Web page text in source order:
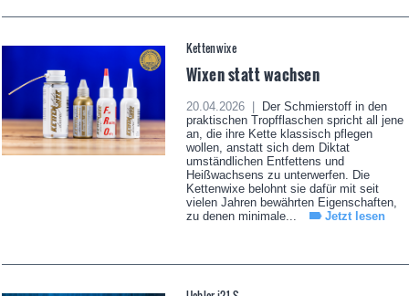
Kettenwixe
Wixen statt wachsen
20.04.2026 |
Der Schmierstoff in den
praktischen Tropfflaschen spricht all jene
an, die ihre Kette klassisch pflegen
wollen, anstatt sich dem Diktat
umständlichen Entfettens und
Heißwachsens zu unterwerfen. Die
Kettenwixe belohnt sie dafür mit seit
vielen Jahren bewährten Eigenschaften,
zu denen minimale...
Jetzt lesen